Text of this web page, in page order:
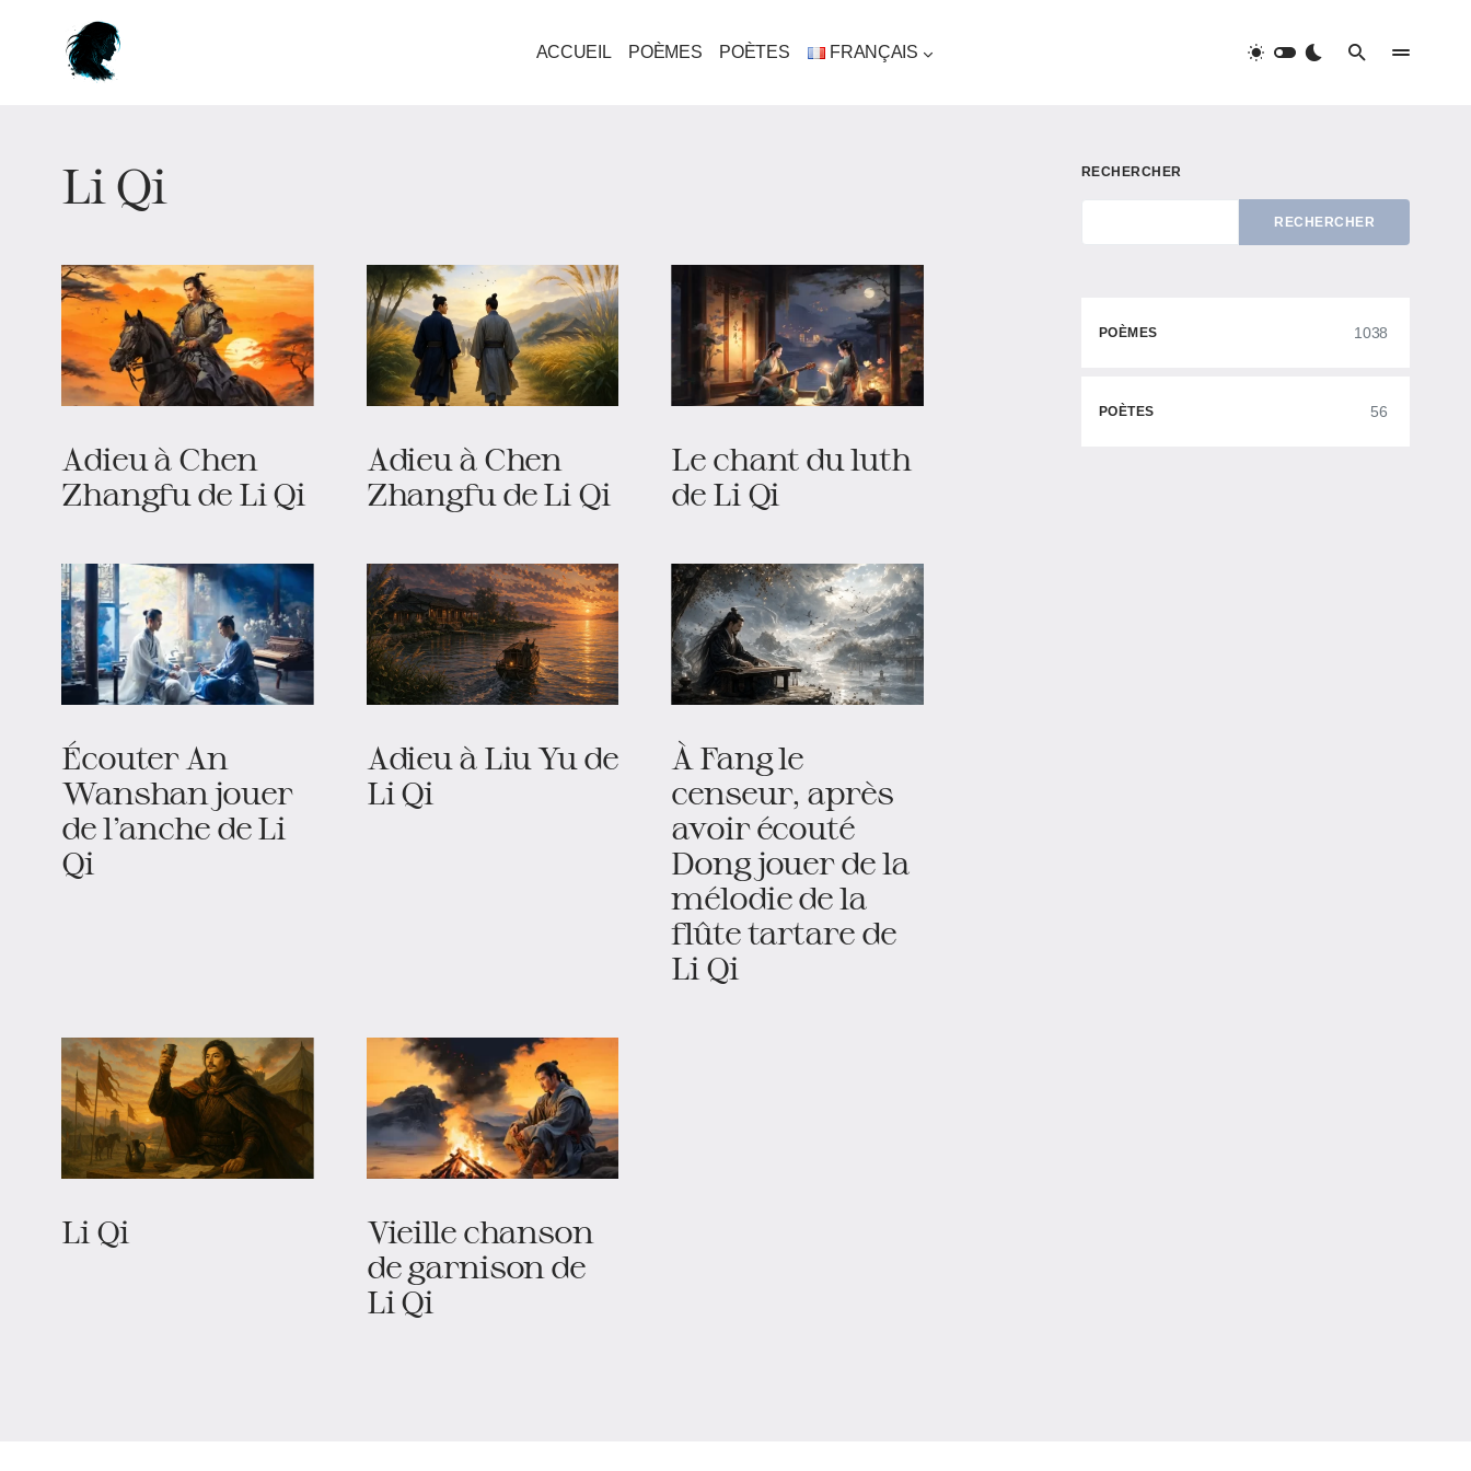
ACCUEIL POÈMES POÈTES FRANÇAIS
Li Qi
Adieu à Chen
Zhangfu de Li Qi
Adieu à Chen
Zhangfu de Li Qi
Le chant du luth
de Li Qi
Écouter An
Wanshan jouer
de l’anche de Li
Qi
Adieu à Liu Yu de
Li Qi
À Fang le
censeur, après
avoir écouté
Dong jouer de la
mélodie de la
flûte tartare de
Li Qi
Li Qi
Vieille chanson
de garnison de
Li Qi
RECHERCHER
RECHERCHER
POÈMES 1038
POÈTES 56